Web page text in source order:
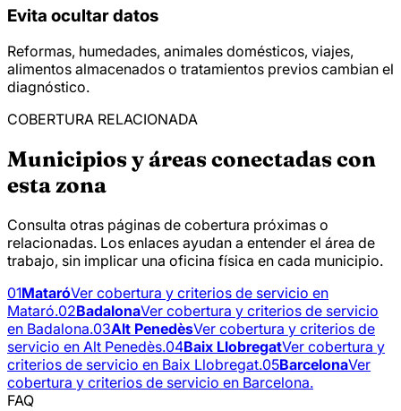
Evita ocultar datos
Reformas, humedades, animales domésticos, viajes,
alimentos almacenados o tratamientos previos cambian el
diagnóstico.
COBERTURA RELACIONADA
Municipios y áreas conectadas con
esta zona
Consulta otras páginas de cobertura próximas o
relacionadas. Los enlaces ayudan a entender el área de
trabajo, sin implicar una oficina física en cada municipio.
01MataróVer cobertura y criterios de servicio en
Mataró.02BadalonaVer cobertura y criterios de servicio
en Badalona.03Alt PenedèsVer cobertura y criterios de
servicio en Alt Penedès.04Baix LlobregatVer cobertura y
criterios de servicio en Baix Llobregat.05BarcelonaVer
cobertura y criterios de servicio en Barcelona.
FAQ